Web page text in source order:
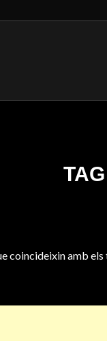
coincideixin amb